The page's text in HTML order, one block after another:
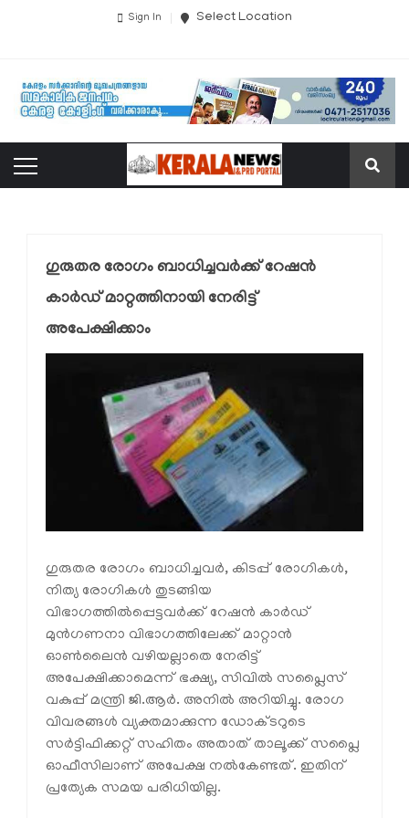
Sign In Select Location
ഗുരുതര രോഗം ബാധിച്ചവർക്ക് റേഷൻ
കാർഡ് മാറ്റത്തിനായി നേരിട്ട്
അപേക്ഷിക്കാം
ഗുരുതര രോഗം ബാധിച്ചവർ, കിടപ്പ് രോഗികൾ,
നിത്യ രോഗികൾ തുടങ്ങിയ
വിഭാഗത്തിൽപ്പെട്ടവർക്ക് റേഷൻ കാർഡ്
മുൻഗണനാ വിഭാഗത്തിലേക്ക് മാറ്റാൻ
ഓൺലൈൻ വഴിയല്ലാതെ നേരിട്ട്
അപേക്ഷിക്കാമെന്ന് ഭക്ഷ്യ, സിവിൽ സപ്ലൈസ്
വകുപ്പ് മന്ത്രി ജി.ആർ. അനിൽ അറിയിച്ചു. രോഗ
വിവരങ്ങൾ വ്യക്തമാക്കുന്ന ഡോക്ടറുടെ
സർട്ടിഫിക്കറ്റ് സഹിതം അതാത് താലൂക്ക് സപ്ലൈ
ഓഫീസിലാണ് അപേക്ഷ നൽകേണ്ടത്. ഇതിന്
പ്രത്യേക സമയ പരിധിയില്ല.